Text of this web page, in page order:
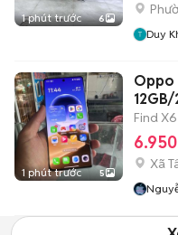
1 phút trước 6
Duy
1 phút trước 5
Oppo
Find
Xã